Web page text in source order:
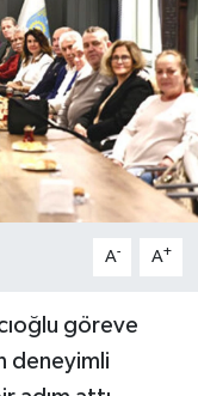
A- A+
göreve
deneyimli